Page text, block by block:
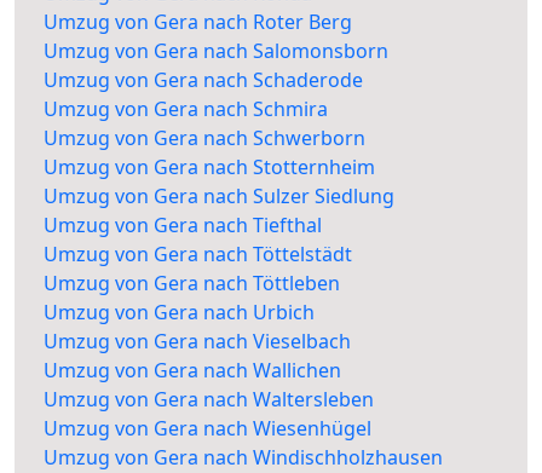
Umzug von Gera nach Roter Berg
Umzug von Gera nach Salomonsborn
Umzug von Gera nach Schaderode
Umzug von Gera nach Schmira
Umzug von Gera nach Schwerborn
Umzug von Gera nach Stotternheim
Umzug von Gera nach Sulzer Siedlung
Umzug von Gera nach Tiefthal
Umzug von Gera nach Töttelstädt
Umzug von Gera nach Töttleben
Umzug von Gera nach Urbich
Umzug von Gera nach Vieselbach
Umzug von Gera nach Wallichen
Umzug von Gera nach Waltersleben
Umzug von Gera nach Wiesenhügel
Umzug von Gera nach Windischholzhausen